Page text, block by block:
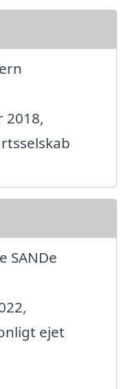
2018,
SANDe
ejet